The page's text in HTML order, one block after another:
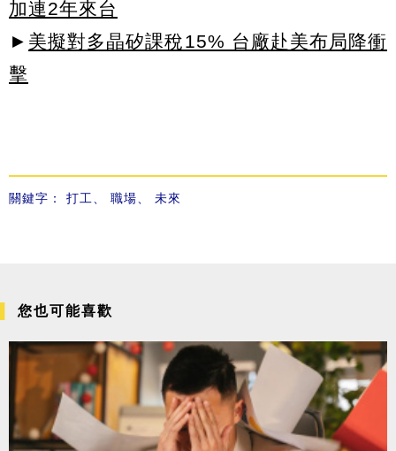
加連2年來台
► 美擬對多晶矽課稅15% 台廠赴美布局降衝
擊
關鍵字： 打工、 職場、 未來
您也可能喜歡